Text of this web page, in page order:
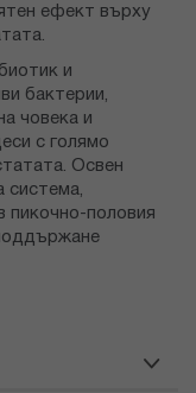
ефект върху
и
бактерии,
човека и
с голямо
Освен
система,
пикочно-половия